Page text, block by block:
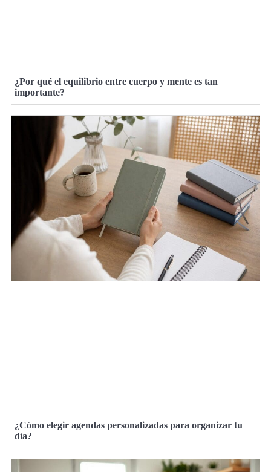
¿Por qué el equilibrio entre cuerpo y mente es tan
importante?
¿Cómo elegir agendas personalizadas para organizar tu
día?